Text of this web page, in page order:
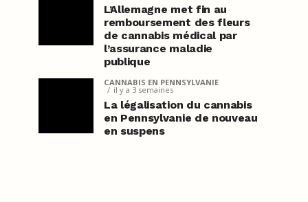
L’Allemagne met fin au
remboursement des fleurs
de cannabis médical par
l’assurance maladie
publique
CANNABIS EN PENNSYLVANIE
il y a 3 semaines
La légalisation du cannabis
en Pennsylvanie de nouveau
en suspens